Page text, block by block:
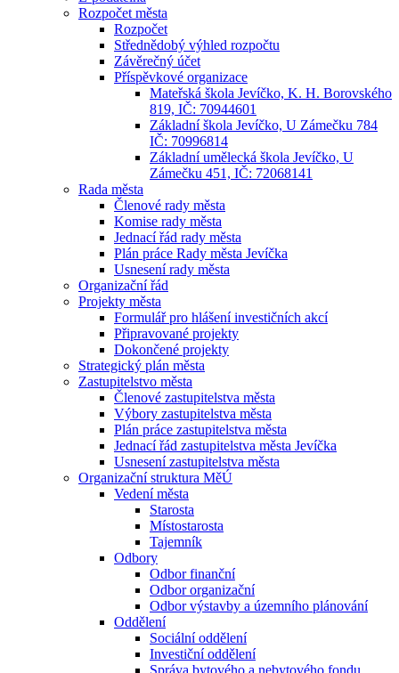
Rozpočet města
Rozpočet
Střednědobý výhled rozpočtu
Závěrečný účet
Příspěvkové organizace
Mateřská škola Jevíčko, K. H. Borovského
819, IČ: 70944601
Základní škola Jevíčko, U Zámečku 784
IČ: 70996814
Základní umělecká škola Jevíčko, U
Zámečku 451, IČ: 72068141
Rada města
Členové rady města
Komise rady města
Jednací řád rady města
Plán práce Rady města Jevíčka
Usnesení rady města
Organizační řád
Projekty města
Formulář pro hlášení investičních akcí
Připravované projekty
Dokončené projekty
Strategický plán města
Zastupitelstvo města
Členové zastupitelstva města
Výbory zastupitelstva města
Plán práce zastupitelstva města
Jednací řád zastupitelstva města Jevíčka
Usnesení zastupitelstva města
Organizační struktura MěÚ
Vedení města
Starosta
Místostarosta
Tajemník
Odbory
Odbor finanční
Odbor organizační
Odbor výstavby a územního plánování
Oddělení
Sociální oddělení
Investiční oddělení
Správa bytového a nebytového fondu